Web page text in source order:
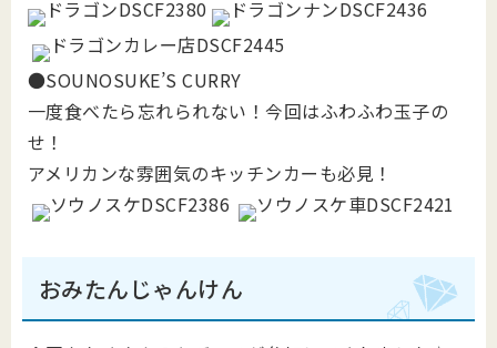
●SOUNOSUKE’S CURRY
一度食べたら忘れられない！今回はふわふわ玉子の
せ！
アメリカンな雰囲気のキッチンカーも必見！
おみたんじゃんけん